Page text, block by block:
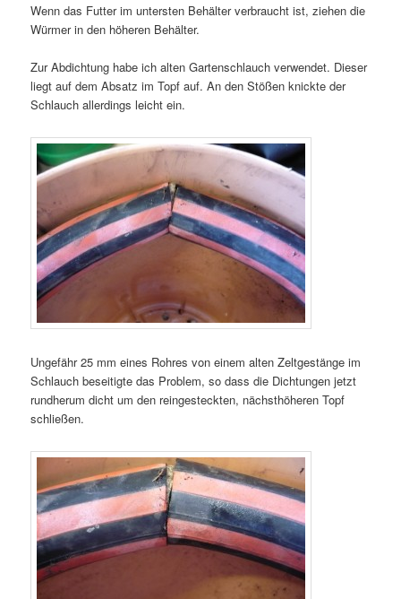
Wenn das Futter im untersten Behälter verbraucht ist, ziehen die
Würmer in den höheren Behälter.
Zur Abdichtung habe ich alten Gartenschlauch verwendet. Dieser
liegt auf dem Absatz im Topf auf. An den Stößen knickte der
Schlauch allerdings leicht ein.
Ungefähr 25 mm eines Rohres von einem alten Zeltgestänge im
Schlauch beseitigte das Problem, so dass die Dichtungen jetzt
rundherum dicht um den reingesteckten, nächsthöheren Topf
schließen.